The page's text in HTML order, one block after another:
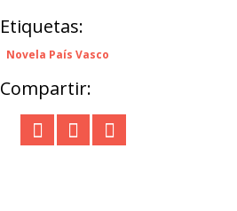
Etiquetas:
Novela País Vasco
Compartir: